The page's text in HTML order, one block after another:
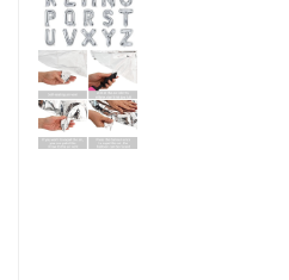
Ustensile pentru Bucătărie
Veselă pentru Masă
Articole pentru Casa si Curatenie
Accesorii Ingrijire Casa
Cutii depozitare